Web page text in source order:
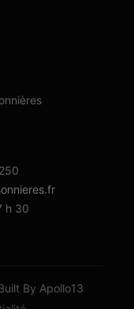
h 30
By Apollo13